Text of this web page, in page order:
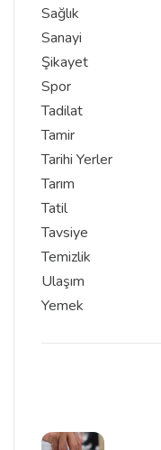
Sağlık
Sanayi
Şikayet
Spor
Tadilat
Tamir
Tarihi Yerler
Tarım
Tatil
Tavsiye
Temizlik
Ulaşım
Yemek